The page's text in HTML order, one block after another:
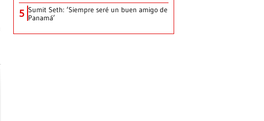
5 Sumit Seth: ‘Siempre seré un buen amigo de
Panamá’